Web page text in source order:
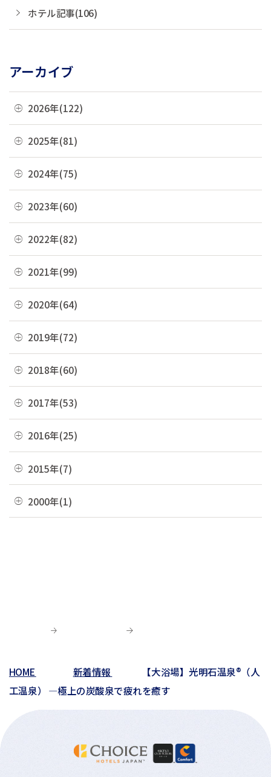
ホテル記事(106)
アーカイブ
2026年(122)
08月(1)
07月(21)
05月(13)
04月(10)
03月(36)
01月(13)
2025年(81)
12月(8)
11月(22)
09月(3)
08月(4)
07月(7)
05月(6)
04月(4)
03月(7)
02月(10)
01月(4)
2024年(75)
12月(4)
11月(6)
09月(4)
08月(6)
07月(6)
05月(9)
04月(5)
03月(8)
01月(6)
2023年(60)
12月(4)
11月(3)
09月(8)
08月(4)
07月(4)
05月(10)
04月(2)
03月(8)
01月(3)
2022年(82)
12月(8)
11月(5)
09月(8)
08月(4)
07月(10)
05月(6)
04月(2)
03月(7)
2021年(99)
12月(9)
11月(7)
09月(5)
08月(4)
07月(8)
05月(8)
04月(10)
03月(12)
2020年(64)
12月(2)
11月(8)
09月(4)
08月(4)
07月(5)
05月(7)
2019年(72)
12月(7)
11月(9)
09月(6)
08月(2)
07月(5)
01月(4)
2018年(60)
12月(7)
11月(2)
09月(4)
08月(3)
07月(7)
01月(2)
2017年(53)
12月(2)
11月(4)
09月(1)
03月(6)
01月(3)
2016年(25)
12月(2)
11月(3)
02月(1)
2015年(7)
11月(1)
06月(6)
2000年(1)
HOME 新着情報
【大浴場】光明石温泉®（人
工温泉） ―極上の炭酸泉で疲れを癒す